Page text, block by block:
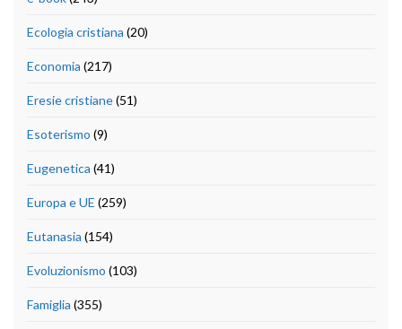
Ecologia cristiana (20)
Economia (217)
Eresie cristiane(51)
Esoterismo (9)
Eugenetica (41)
Europa e UE (259)
Eutanasia (154)
Evoluzionismo (103)
Famiglia (355)